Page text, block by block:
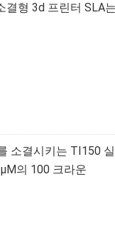
결형 3d 프린터 SLA
소결시키는 TI150
의 100 크라운